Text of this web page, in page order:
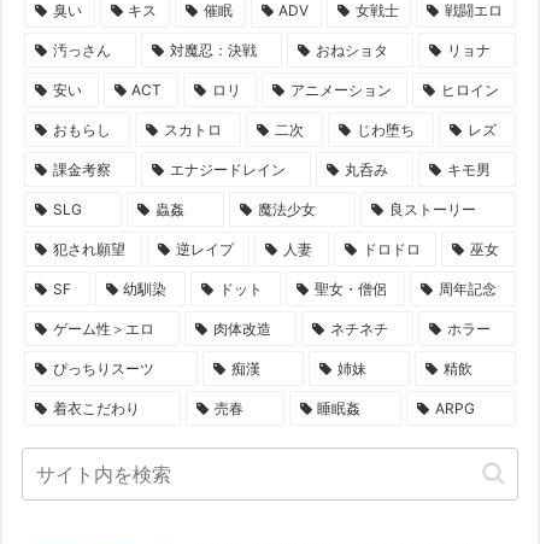
臭い キス 催眠 ADV 女戦士 戦闘エロ
汚っさん 対魔忍：決戦 おねショタ リョナ
安い ACT ロリ アニメーション ヒロイン
おもらし スカトロ 二次 じわ堕ち レズ
課金考察 エナジードレイン 丸呑み キモ男
SLG 蟲姦 魔法少女 良ストーリー
犯され願望 逆レイプ 人妻 ドロドロ 巫女
SF 幼馴染 ドット 聖女・僧侶 周年記念
ゲーム性＞エロ 肉体改造 ネチネチ ホラー
ぴっちりスーツ 痴漢 姉妹 精飲
着衣こだわり 売春 睡眠姦 ARPG